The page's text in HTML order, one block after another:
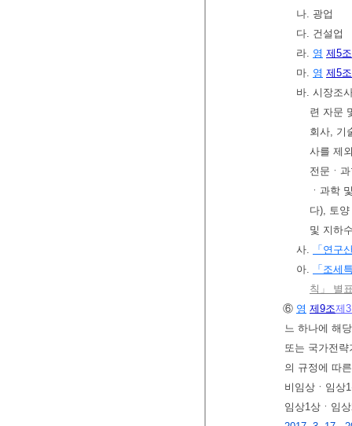
나. 광업
다. 건설업
라. 영 제5조
마. 영 제5조
바. 시장조
련 자문
회사, 기
사를 제
전문ㆍ
ㆍ과학
다), 토
및 지하
사.
「연구
아.
「조세
칙」 별
⑥ 영 제9조제
느 하나에 해
또는 국가전
의 규정에 따
비임상ㆍ임상
임상1상ㆍ임